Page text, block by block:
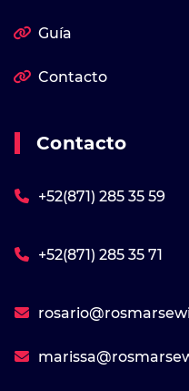
Guía
Contacto
Contacto
+52(871) 285 35 59
+52(871) 285 35 71